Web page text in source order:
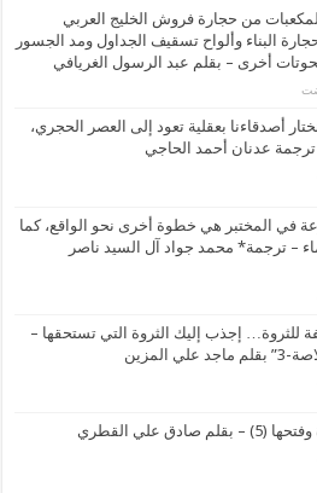
من حجارة فروش الخليج العربي
البناء وألواح تسقيف الجداول ومد الجسور
أخرى – بقلم عبد الرسول الغريافي
أصدقاءنا بعقلية تعود إلى العصر الحجري،
عدنان أحمد الحاجي
في المختبر هي خطوة أخرى نحو الواقع، كما
– ترجمة* محمد جواد آل السيد ناصر
21 صفة للثروة… إجذب إليك الثروة التي تستحقها –
المزين
صادق علي القطري